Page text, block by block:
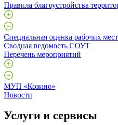
Правила благоустройства
Специальная оценка рабочих мест
Сводная ведомость СОУТ
Перечень мероприятий
МУП «Козино»
Новости
Услуги и сервисы